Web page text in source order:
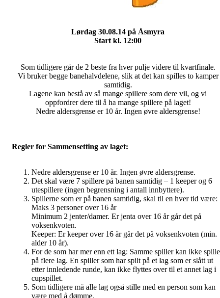
Lørdag 30.08.14 på Åsmyra
Start kl. 12:00
Som tidligere går de 2 beste fra hver pulje videre til kvartfinale.
Vi bruker begge banehalvdelene, slik at det kan spilles to kamper
samtidig.
Lagene kan bestå av så mange spillere som dere vil, og vi
oppfordrer dere til å ha mange spillere på laget!
Nedre aldersgrense er 10 år. Ingen øvre aldersgrense!
Regler for Sammensetting av laget:
Nedre aldersgrense er 10 år. Ingen øvre aldersgrense.
Det skal være 7 spillere på banen samtidig – 1 keeper og 6
utespillere (ingen begrensning i antall innbyttere).
Spillerne som er på banen samtidig, skal til en hver tid være:
Maks 3 personer over 16 år
Minimum 2 jenter/damer. Er jenta over 16 år går det på
voksenkvoten.
Keeper: Er keeper over 16 år går det på voksenkvoten (min.
alder 10 år).
For de som har mer enn ett lag: Samme spiller kan ikke spille
på flere lag. En spiller som har spilt på et lag som er slått ut
etter innledende runde, kan ikke flyttes over til et annet lag i
cupspillet.
Som tidligere må alle lag også stille med en person som kan
være med å dømme.